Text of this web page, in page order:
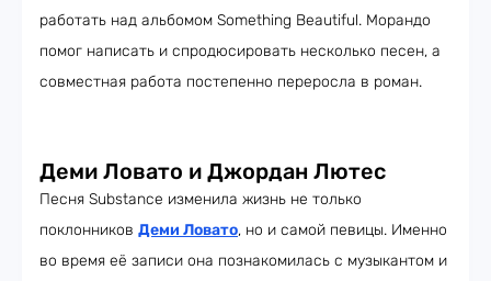
работать над альбомом Something Beautiful. Морандо
помог написать и спродюсировать несколько песен, а
совместная работа постепенно переросла в роман.
Деми Ловато и Джордан Лютес
Песня Substance изменила жизнь не только
поклонников Деми Ловато, но и самой певицы. Именно
во время её записи она познакомилась с музыкантом и